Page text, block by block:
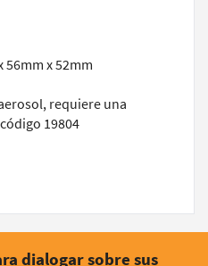
56mm x 52mm
requiere una
19804
dialogar sobre sus